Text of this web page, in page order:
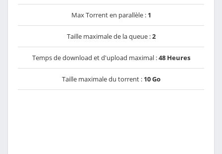
Max Torrent en parallèle : 1
Taille maximale de la queue :2
Temps de download et d'upload maximal :48 Heures
Taille maximale du torrent : 10 Go